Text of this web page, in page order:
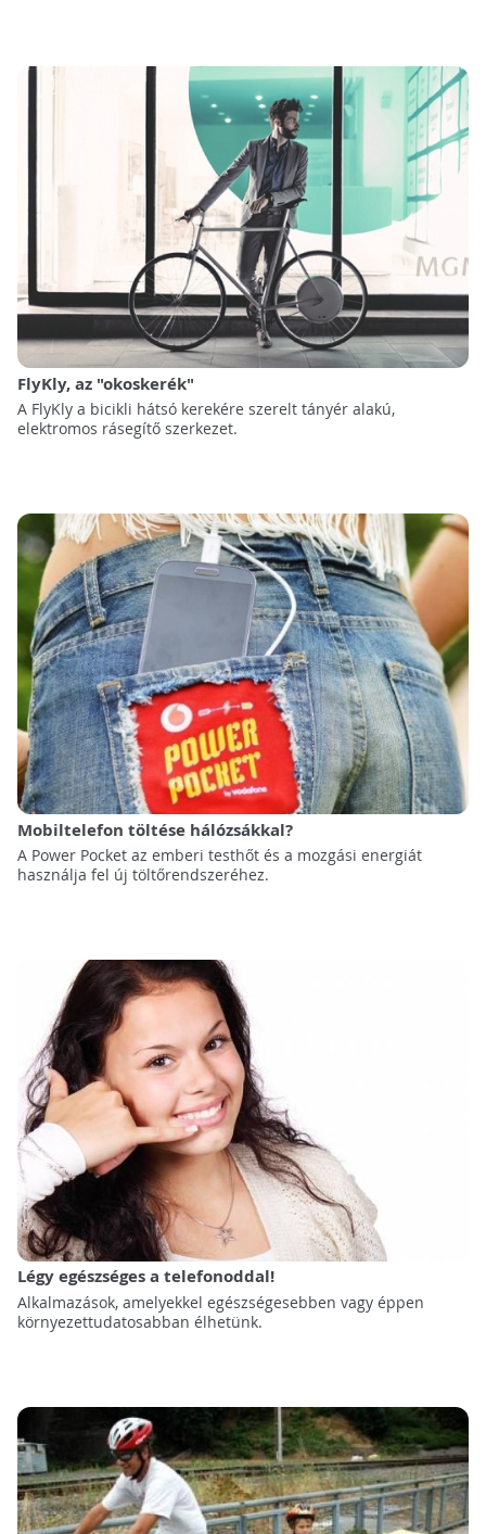
FlyKly, az "okoskerék"
A FlyKly a bicikli hátsó kerekére szerelt tányér alakú,
elektromos rásegítő szerkezet.
Mobiltelefon töltése hálózsákkal?
A Power Pocket az emberi testhőt és a mozgási energiát
használja fel új töltőrendszeréhez.
Légy egészséges a telefonoddal!
Alkalmazások, amelyekkel egészségesebben vagy éppen
környezettudatosabban élhetünk.